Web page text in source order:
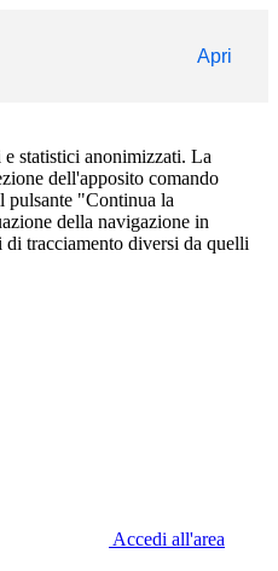
Apri
statistici anonimizzati. La
dell'apposito comando
pulsante "Continua la
della navigazione in
di tracciamento diversi da quelli
Accedi all'area